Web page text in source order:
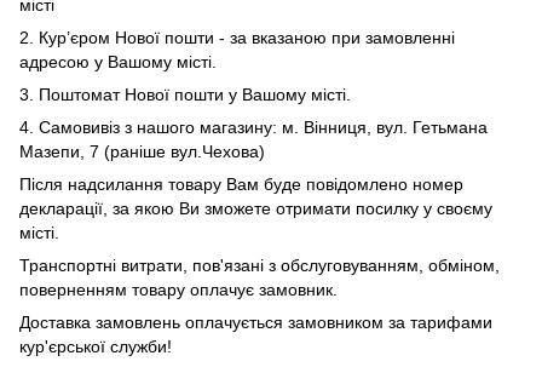
місті
2. Кур’єром Нової пошти - за вказаною при замовленні
адресою у Вашому місті.
3. Поштомат Нової пошти у Вашому місті.
4. Самовивіз з нашого магазину: м. Вінниця, вул. Гетьмана
Мазепи, 7 (раніше вул.Чехова)
Після надсилання товару Вам буде повідомлено номер
декларації, за якою Ви зможете отримати посилку у своєму
місті.
Транспортні витрати, пов'язані з обслуговуванням, обміном,
поверненням товару оплачує замовник.
Доставка замовлень оплачується замовником за тарифами
кур'єрської служби!